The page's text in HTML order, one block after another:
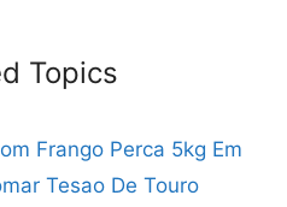
Topics
Frango Perca 5kg Em
Tesao De Touro